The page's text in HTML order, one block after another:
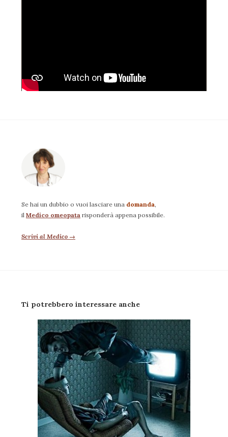
Se hai un dubbio o vuoi lasciare una domanda
il Medico omeopata risponderà appena possibile.
Scrivi al Medico →
Ti potrebbero interessare anche